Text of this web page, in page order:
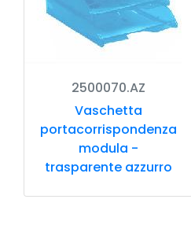
2500070.AZ
Vaschetta
portacorrispondenza
modula -
trasparente azzurro